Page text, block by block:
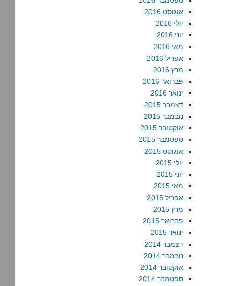
אוגוסט 2016
יולי 2016
יוני 2016
מאי 2016
אפריל 2016
מרץ 2016
פברואר 2016
ינואר 2016
דצמבר 2015
נובמבר 2015
אוקטובר 2015
ספטמבר 2015
אוגוסט 2015
יולי 2015
יוני 2015
מאי 2015
אפריל 2015
מרץ 2015
פברואר 2015
ינואר 2015
דצמבר 2014
נובמבר 2014
אוקטובר 2014
ספטמבר 2014